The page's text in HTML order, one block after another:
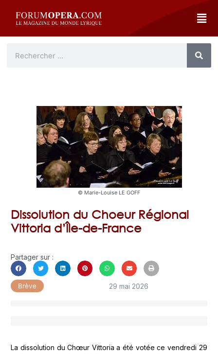
© Marie-Louise LE GOFF
Dissolution du Choeur Régional
Vittoria d’Île-de-France
Partager sur :
Brève 29 mai 2026
La dissolution du Chœur Vittoria a été votée ce vendredi 29